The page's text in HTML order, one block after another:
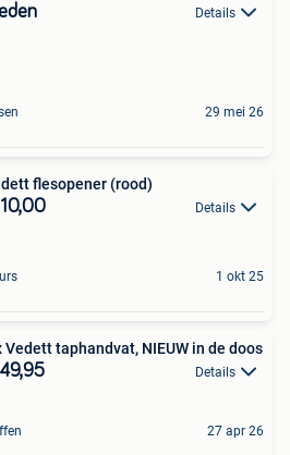
Details
29 mei 26
flesopener (rood)
Details
1 okt 25
Vedett taphandvat, NIEUW in de doos
Details
27 apr 26